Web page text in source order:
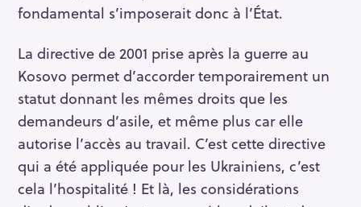
fondamental s’imposerait donc à l’État.
La directive de 2001 prise après la guerre au
Kosovo permet d’accorder temporairement un
statut donnant les mêmes droits que les
demandeurs d’asile, et même plus car elle
autorise l’accès au travail. C’est cette directive
qui a été appliquée pour les Ukrainiens, c’est
cela l’hospitalité ! Et là, les considérations